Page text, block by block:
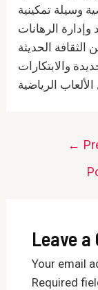
وسيلة تمكينية
الرهانات
الحديثة
والابتكارات
←
Leave a
Your email
Required